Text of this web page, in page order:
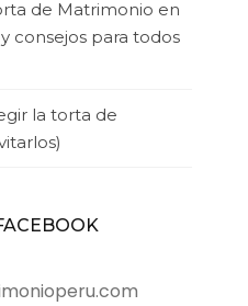
de Matrimonio en
consejos para todos
la torta de